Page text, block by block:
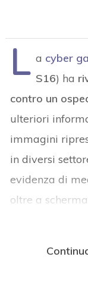
L a cyber
S16) ha
contro un
ulteriori
immagini
in diversi
evidenza di
oltre a